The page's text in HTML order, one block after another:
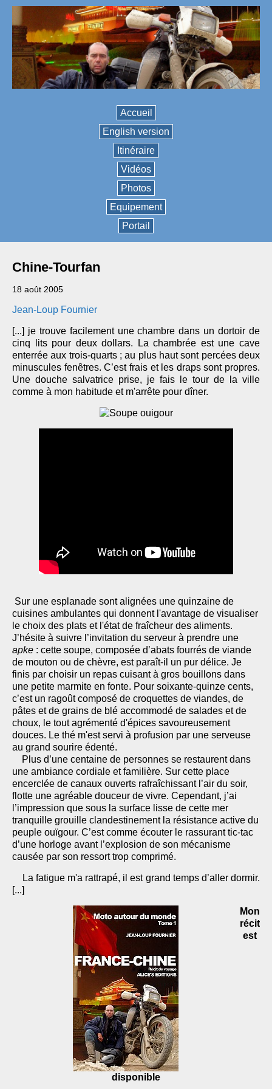
Accueil
English version
Itinéraire
Vidéos
Photos
Equipement
Portail
Chine-Tourfan
18 août 2005
Jean-Loup Fournier
[...] je trouve facilement une chambre dans un dortoir de
cinq lits pour deux dollars. La chambrée est une cave
enterrée aux trois-quarts ; au plus haut sont percées deux
minuscules fenêtres. C’est frais et les draps sont propres.
Une douche salvatrice prise, je fais le tour de la ville
comme à mon habitude et m'arrête pour dîner.
Sur une esplanade sont alignées une quinzaine de
cuisines ambulantes qui donnent l'avantage de visualiser
le choix des plats et l'état de fraîcheur des aliments.
J’hésite à suivre l’invitation du serveur à prendre une
apke : cette soupe, composée d’abats fourrés de viande
de mouton ou de chèvre, est paraît-il un pur délice. Je
finis par choisir un repas cuisant à gros bouillons dans
une petite marmite en fonte. Pour soixante-quinze cents,
c’est un ragoût composé de croquettes de viandes, de
pâtes et de grains de blé accommodé de salades et de
choux, le tout agrémenté d'épices savoureusement
douces. Le thé m'est servi à profusion par une serveuse
au grand sourire édenté.
Plus d’une centaine de personnes se restaurent dans
une ambiance cordiale et familière. Sur cette place
encerclée de canaux ouverts rafraîchissant l’air du soir,
flotte une agréable douceur de vivre. Cependant, j’ai
l’impression que sous la surface lisse de cette mer
tranquille grouille clandestinement la résistance active du
peuple ouïgour. C’est comme écouter le rassurant tic-tac
d’une horloge avant l’explosion de son mécanisme
causée par son ressort trop comprimé.
La fatigue m'a rattrapé, il est grand temps d’aller dormir.
[...]
Mon
récit
est
disponible